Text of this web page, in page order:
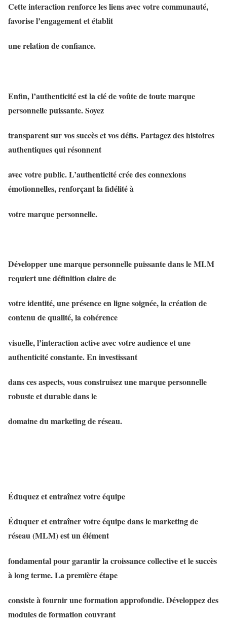
Cette interaction renforce les liens avec votre communauté,
favorise l’engagement et établit
une relation de confiance.
Enfin, l’authenticité est la clé de voûte de toute marque
personnelle puissante. Soyez
transparent sur vos succès et vos défis. Partagez des histoires
authentiques qui résonnent
avec votre public. L’authenticité crée des connexions
émotionnelles, renforçant la fidélité à
votre marque personnelle.
Développer une marque personnelle puissante dans le MLM
requiert une définition claire de
votre identité, une présence en ligne soignée, la création de
contenu de qualité, la cohérence
visuelle, l’interaction active avec votre audience et une
authenticité constante. En investissant
dans ces aspects, vous construisez une marque personnelle
robuste et durable dans le
domaine du marketing de réseau.
Éduquez et entraînez votre équipe
Éduquer et entraîner votre équipe dans le marketing de
réseau (MLM) est un élément
fondamental pour garantir la croissance collective et le succès
à long terme. La première étape
consiste à fournir une formation approfondie. Développez des
modules de formation couvrant